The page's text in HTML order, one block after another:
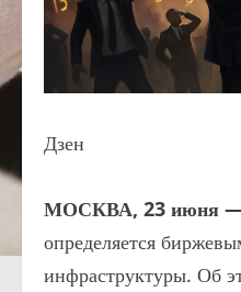
Дзен
МОСКВА, 23 июня
определяется
инфраструктуры. Об